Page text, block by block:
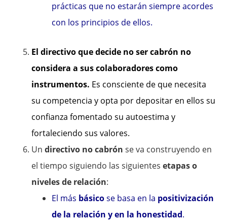
prácticas que no estarán siempre acordes
con los principios de ellos.
El directivo que decide no ser cabrón no
considera a sus colaboradores como
instrumentos. Es consciente de que necesita
su competencia y opta por depositar en ellos su
confianza fomentado su autoestima y
fortaleciendo sus valores.
Undirectivo no cabrón se va construyendo en
el tiempo siguiendo las siguientesetapas o
niveles de relación:
El más básicose basa en la positivización
de la relación y en la honestidad.